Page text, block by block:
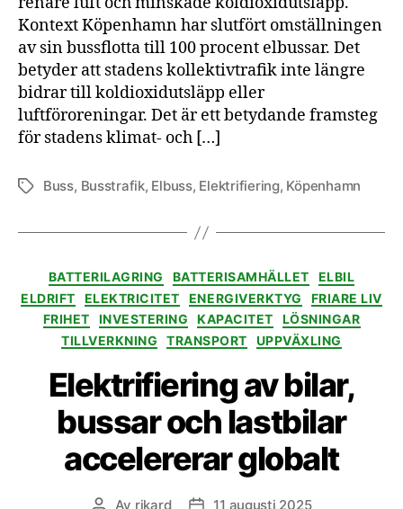
Kontext Köpenhamn har slutfört omställningen
av sin bussflotta till 100 procent elbussar. Det
betyder att stadens kollektivtrafik inte längre
bidrar till koldioxidutsläpp eller
luftföroreningar. Det är ett betydande framsteg
för stadens klimat- och […]
Etiketter
Buss, Busstrafik, Elbuss, Elektrifiering, Köpenhamn
Kategorier
BATTERILAGRING BATTERISAMHÄLLET
ELBIL
ELDRIFT
ELEKTRICITET ENERGIVERKTYG
FRIARE LIV
FRIHET
INVESTERING KAPACITET
LÖSNINGAR
TILLVERKNING
TRANSPORT UPPVÄXLING
Elektrifiering av bilar,
bussar och lastbilar
accelererar globalt
Av rikard
11 augusti 2025